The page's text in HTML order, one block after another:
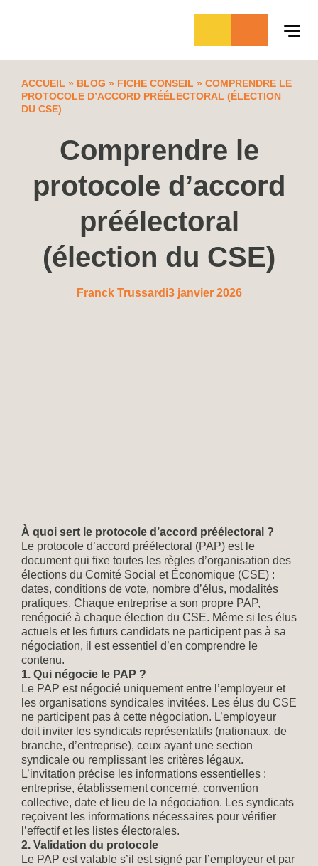
ACCUEIL » BLOG » FICHE CONSEIL » COMPRENDRE LE
PROTOCOLE D’ACCORD PRÉÉLECTORAL (ÉLECTION
DU CSE)
Comprendre le
protocole d’accord
préélectoral
(élection du CSE)
Franck Trussardi3 janvier 2026
À quoi sert le protocole d’accord préélectoral ?
Le protocole d’accord préélectoral (PAP) est le
document qui fixe toutes les règles d’organisation des
élections du Comité Social et Économique (CSE) :
dates, conditions de vote, nombre d’élus, modalités
pratiques. Chaque entreprise a son propre PAP,
renégocié à chaque élection du CSE. Même si les élus
actuels et les futurs candidats ne participent pas à sa
négociation, il est essentiel d’en comprendre le
contenu.
1. Qui négocie le PAP ?
Le PAP est négocié uniquement entre l’employeur et
les organisations syndicales invitées. Les élus du CSE
ne participent pas à cette négociation. L’employeur
doit inviter les syndicats représentatifs (nationaux, de
branche, d’entreprise), ceux ayant une section
syndicale ou remplissant les critères légaux.
L’invitation précise les informations essentielles :
entreprise, établissement concerné, convention
collective, date et lieu de la négociation. Les syndicats
reçoivent les informations nécessaires pour vérifier
l’effectif et les listes électorales.
2. Validation du protocole
Le PAP est valable s’il est signé par l’employeur et par